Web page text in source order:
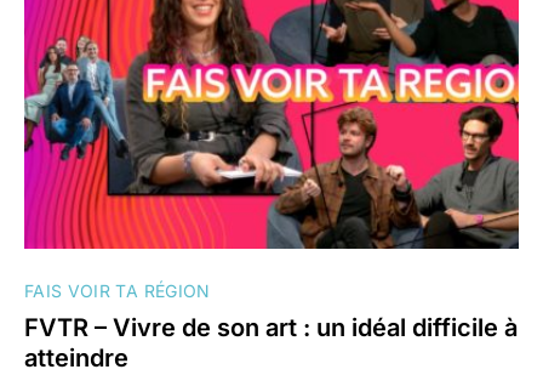
FAIS VOIR TA RÉGION
FVTR – Vivre de son art : un idéal difficile à
atteindre